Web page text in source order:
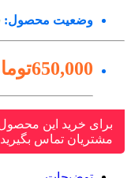
وضعیت محصول:
650,000تومان
برای خرید این محصول،
مشتریان تماس بگیرید.